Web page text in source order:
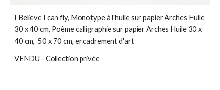
I Believe I can fly, Monotype à l'huile sur papier Arches Huile
30 x 40 cm, Poème calligraphié sur papier Arches Huile 30 x
40 cm, 50 x 70 cm, encadrement d'art
VENDU - Collection privée